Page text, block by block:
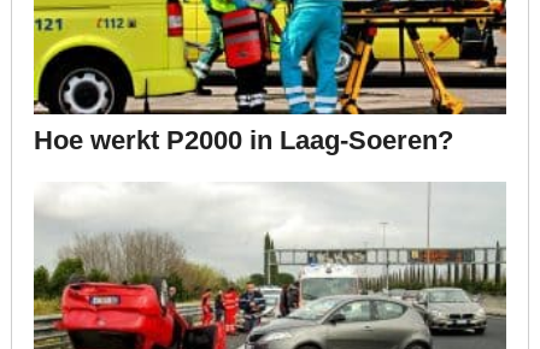
Hoe werkt P2000 in Laag-Soeren?